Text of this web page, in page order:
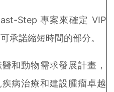
Step 專案來確定 VIP
承諾縮短時間的部分。
和動物需求發展計畫，
病治療和建設腫瘤卓越